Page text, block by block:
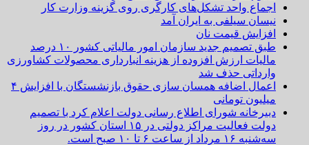
اجماع واحد تشکل‌های کارگری روی گزینه وزارت کار
نیسان سیلفی به ایران آمد
افزایش قیمت نان
طبق تصمیم جدید سازمان امور مالیاتی کشور ۱۰ درصد
مالیات ارزش افزوده از هزینه انبارداری محصولات کشاورزی
وارداتی حذف شد
اعمال اضافه همسان سازی حقوق بازنشستگان با افزایش ۴
میلیون تومانی
دبیرخانه شورای اطلاع رسانی دولت اعلام کرد با تصمیم
دولت فعالیت مراکز دولتی در ۱۵ استان کشور در روز
سه‌شنبه ۱۶ مرداد از ساعت ۶ تا ۱۰ صبح است.